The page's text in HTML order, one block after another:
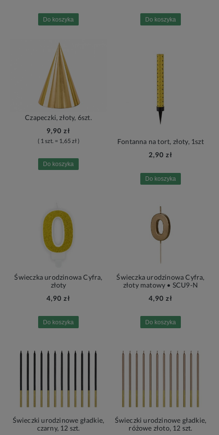
Do koszyka Do koszyka
Czapeczki, złoty, 6szt.
9,90 zł
( 1 szt. = 1,65 zł )
Do koszyka
Fontanna na tort, złoty, 1szt
2,90 zł
Do koszyka
Świeczka urodzinowa Cyfra,
złoty
4,90 zł
Do koszyka
Świeczka urodzinowa Cyfra,
złoty matowy • SCU9-N
4,90 zł
Do koszyka
Świeczki urodzinowe gładkie,
czarny, 12 szt.
Świeczki urodzinowe gładkie,
różowe złoto, 12 szt.